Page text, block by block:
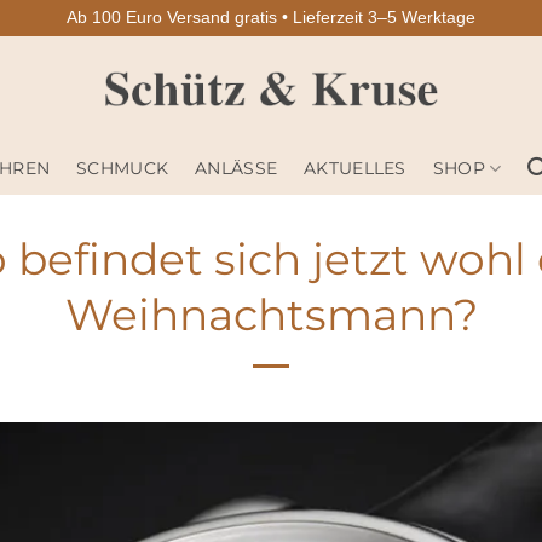
Ab 100 Euro Versand gratis • Lieferzeit 3–5 Werktage
SCHMUCK ANLÄSSE AKTUELLES SHOP
befindet sich jetzt wohl
Weihnachtsmann?